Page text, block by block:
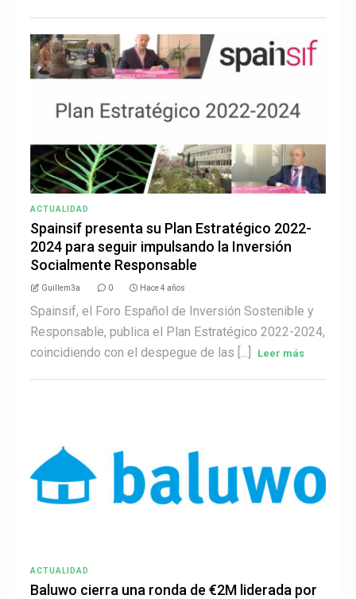
ACTUALIDAD
Spainsif presenta su Plan Estratégico 2022-
2024 para seguir impulsando la Inversión
Socialmente Responsable
Guillem3a 0 Hace 4 años
Spainsif, el Foro Español de Inversión Sostenible y
Responsable, publica el Plan Estratégico 2022-2024,
coincidiendo con el despegue de las [...]
Leer más
ACTUALIDAD
Baluwo cierra una ronda de €2M liderada por